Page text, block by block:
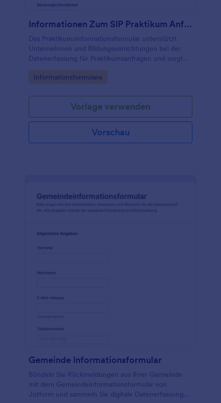
Informationen Zum SIP Praktikum Anfordern Form
Das Praktikumsinformationsformular unterstützt
Unternehmen und Bildungseinrichtungen bei der
Datenerfassung für Praktikumsanfragen und sorgt
Formularantwort.
Go to Category:
Informationsformulare
Vorlage verwenden
Vorschau
Gemeinde Informationsformular
Bündeln Sie Rückmeldungen aus Ihrer Gemeinde
mit dem Gemeindeinformationsformular von
Jotform und sammeln Sie digitale Datenerfassung